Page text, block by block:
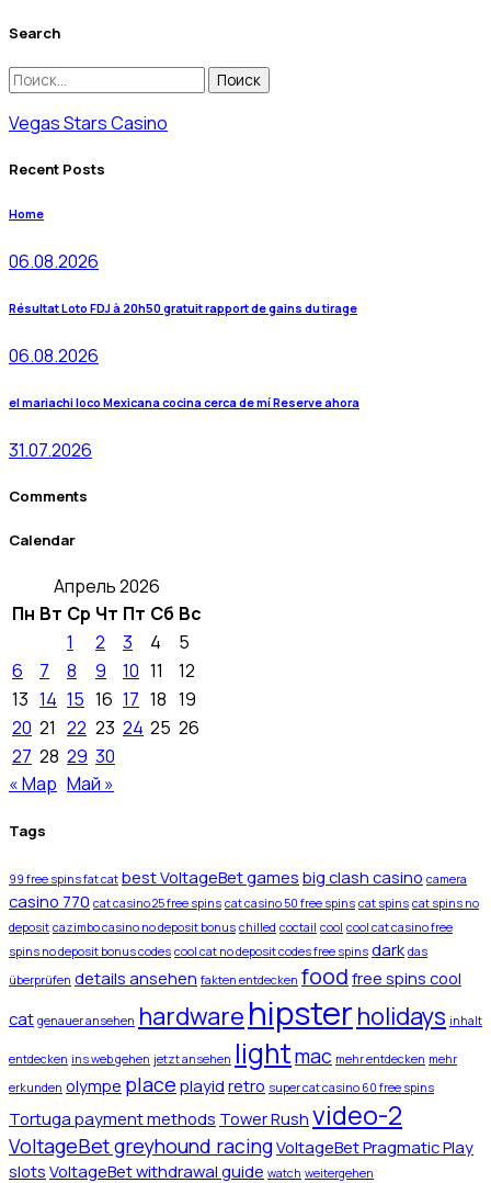
Search
Найти:
Vegas Stars Casino
Recent Posts
Home
06.08.2026
Résultat Loto FDJ à 20h50 gratuit rapport de gains du tirage
06.08.2026
el mariachi loco Mexicana cocina cerca de mí Reserve ahora
31.07.2026
Comments
Calendar
Апрель 2026
Пн Вт Ср Чт Пт Сб Вс
1
2 3 4
5
6
7 8 9 10 11
12
13 14 15 16 17 18 19
20 21 22 23 24 25 26
27 28 29 30
« Мар Май »
Tags
99 free spins fat cat best VoltageBet games big clash casino camera
casino 770 cat casino 25 free spins cat casino 50 free spins cat spins cat spins no
deposit cazimbo casino no deposit bonus chilled coctail cool cool cat casino free
spins no deposit bonus codes cool cat no deposit codes free spins dark das
überprüfen details ansehen fakten entdecken food free spins cool
cat genauer ansehen hardware hipster holidays inhalt
entdecken ins web gehen jetzt ansehen lightmac mehr entdecken mehr
erkunden olympe place playid retro super cat casino 60 free spins
Tortuga payment methods Tower Rush video-2
VoltageBet greyhound racingVoltageBet Pragmatic Play
slots VoltageBet withdrawal guide watch weitergehen